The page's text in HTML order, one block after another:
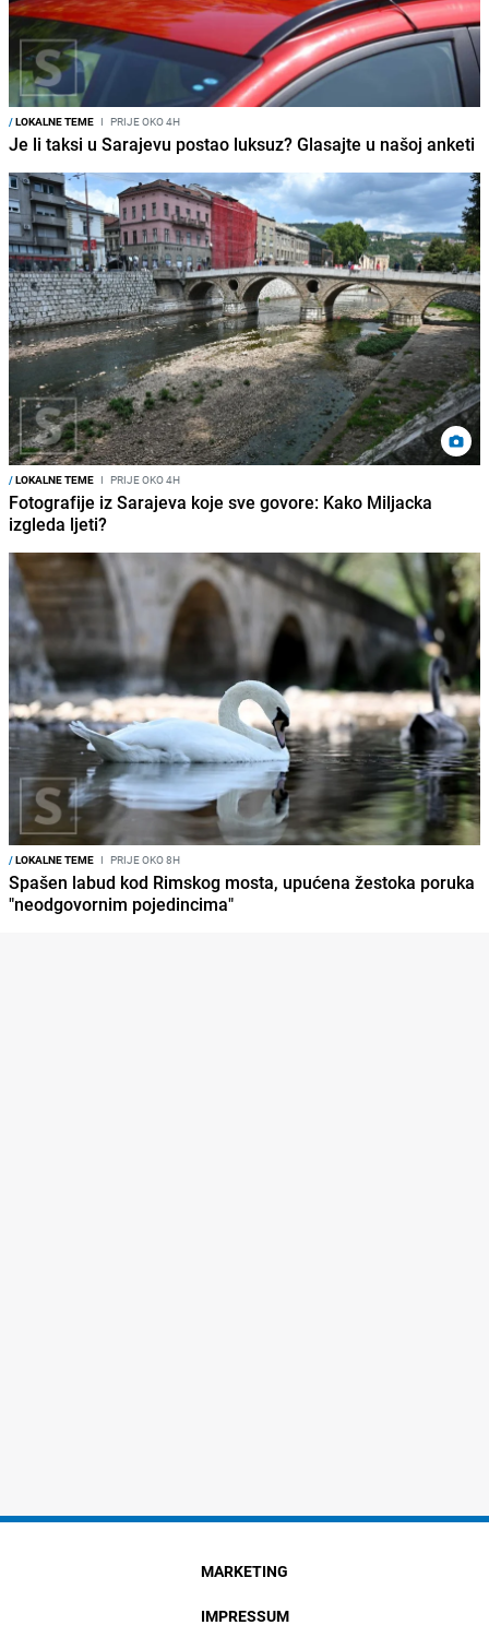
/LOKALNE TEME I PRIJE OKO 4H
Je li taksi u Sarajevu postao luksuz? Glasajte u našoj anketi
/LOKALNE TEME I PRIJE OKO 4H
Fotografije iz Sarajeva koje sve govore: Kako Miljacka
izgleda ljeti?
/LOKALNE TEME I PRIJE OKO 8H
Spašen labud kod Rimskog mosta, upućena žestoka poruka
"neodgovornim pojedincima"
MARKETING
IMPRESSUM